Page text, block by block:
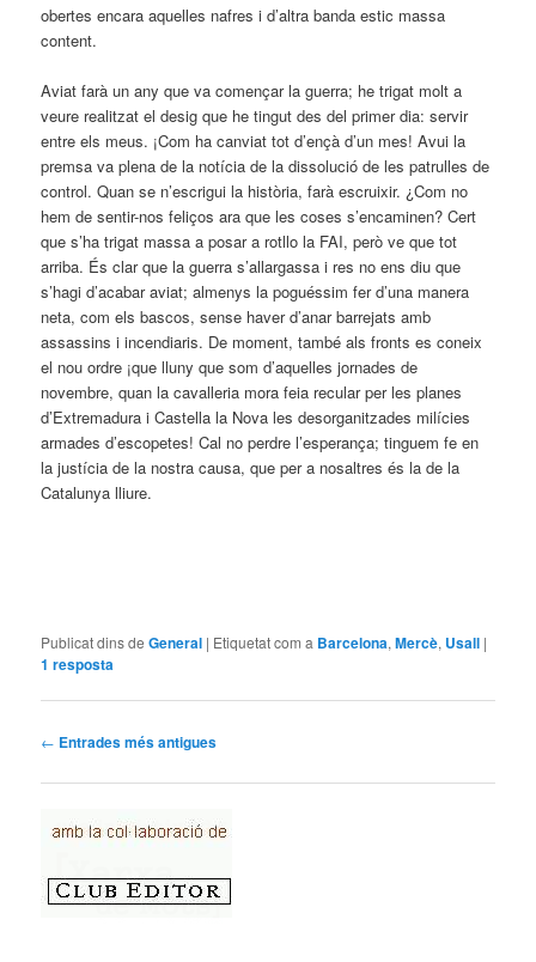
obertes encara aquelles nafres i d’altra banda estic massa
content.
Aviat farà un any que va començar la guerra; he trigat molt a
veure realitzat el desig que he tingut des del primer dia: servir
entre els meus. ¡Com ha canviat tot d’ençà d’un mes! Avui la
premsa va plena de la notícia de la dissolució de les patrulles de
control. Quan se n’escrigui la història, farà escruixir. ¿Com no
hem de sentir-nos feliços ara que les coses s’encaminen? Cert
que s’ha trigat massa a posar a rotllo la FAI, però ve que tot
arriba. És clar que la guerra s’allargassa i res no ens diu que
s’hagi d’acabar aviat; almenys la poguéssim fer d’una manera
neta, com els bascos, sense haver d’anar barrejats amb
assassins i incendiaris. De moment, també als fronts es coneix
el nou ordre ¡que lluny que som d’aquelles jornades de
novembre, quan la cavalleria mora feia recular per les planes
d’Extremadura i Castella la Nova les desorganitzades milícies
armades d’escopetes! Cal no perdre l’esperança; tinguem fe en
la justícia de la nostra causa, que per a nosaltres és la de la
Catalunya lliure.
Publicat dins de General | Etiquetat com a Barcelona,Mercè, Usall |
1 resposta
Navegació per les entrades
← Entrades més antigues